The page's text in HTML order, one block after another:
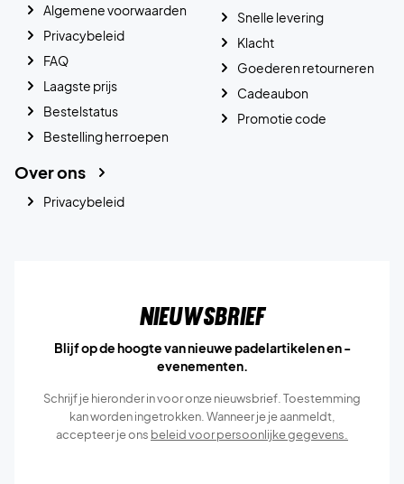
Algemene voorwaarden
Privacybeleid
FAQ
Laagste prijs
Bestelstatus
Bestelling herroepen
Snelle levering
Klacht
Goederen retourneren
Cadeaubon
Promotie code
Over ons
Privacybeleid
Nieuwsbrief
Blijf op de hoogte van nieuwe padelartikelen en -
evenementen.
Schrijf je hieronder in voor onze nieuwsbrief. Toestemming
kan worden ingetrokken. Wanneer je je aanmeldt,
accepteer je ons beleid voor persoonlijke gegevens.